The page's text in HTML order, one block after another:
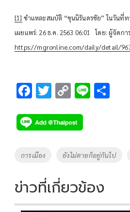
[1] ชำแหละสมบัติ “ขุนนิรันดรชัย” ในวันที่
เผยแพร่: 26 ธ.ค. 2563 06:01 โดย: ผู้จัดกา
https://mgronline.com/daily/detail/
F
e
b
o
k
T
tt
er
C
p
y
Li
k
Li
Tags
การเมือง ยังไม่ตายก็อยู่กันไป
ข่าวที่เกี่ยวข้อง